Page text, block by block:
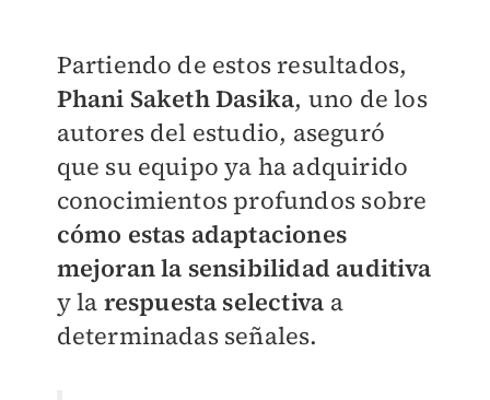
Partiendo de estos resultados,
Phani Saketh Dasika, uno de los
autores del estudio, aseguró
que su equipo ya ha adquirido
conocimientos profundos sobre
cómo estas adaptaciones
mejoran la sensibilidad auditiva
y la respuesta selectiva a
determinadas señales.